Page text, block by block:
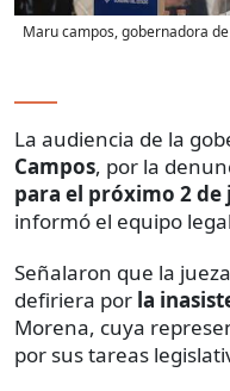
Maru campos, gobernadora
La audiencia de la
Campos, por la
para el próximo 2 de
informó el equipo
Señalaron que la
defiriera por la
Morena, cuya
por sus tareas